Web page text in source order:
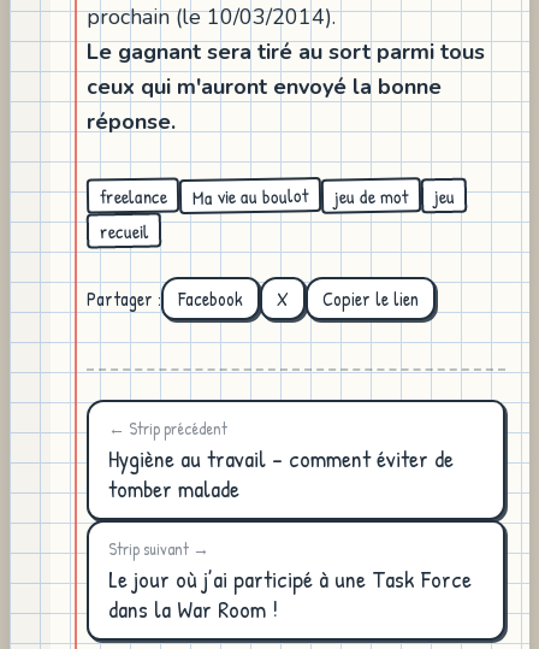
prochain (le 10/03/2014).
Le gagnant sera tiré au sort parmi tous
ceux qui m'auront envoyé la bonne
réponse.
freelance Ma vie au boulot jeu de mot jeu
recueil
Partager : Facebook X Copier le lien
← Strip précédent
Hygiène au travail - comment éviter de
tomber malade
Strip suivant →
Le jour où j’ai participé à une Task Force
dans la War Room !